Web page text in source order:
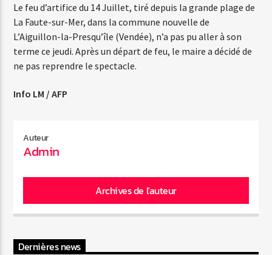
13:00 20:00
Web-Radio-Années 70
Web-Radio-Années 80
Le feu d’artifice du 14 Juillet, tiré depuis la grande plage de
La Faute-sur-Mer, dans la commune nouvelle de
L’Aiguillon-la-Presqu’île (Vendée), n’a pas pu aller à son
terme ce jeudi. Après un départ de feu, le maire a décidé de
ne pas reprendre le spectacle.
Info LM / AFP
Auteur
Admin
Archives de l'auteur
Dernières news